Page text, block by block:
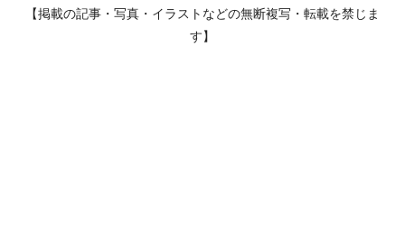
【掲載の記事・写真・イラストなどの無断複写・転載を禁じま
す】